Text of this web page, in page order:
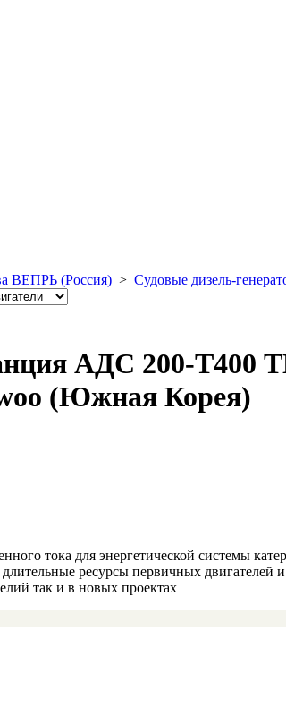
ВЕПРЬ (Россия) > Судовые дизель-
АДС 200-Т400
(Южная Корея)
тока для энергетической системы
ресурсы первичных двигателей
так и в новых проектах